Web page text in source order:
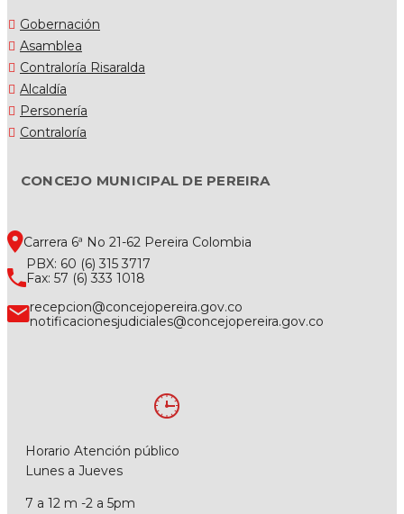
Gobernación
Asamblea
Contraloría Risaralda
Alcaldía
Personería
Contraloría
CONCEJO MUNICIPAL DE PEREIRA
Carrera 6ª No 21-62 Pereira Colombia
PBX: 60 (6) 315 3717
Fax: 57 (6) 333 1018
recepcion@concejopereira.gov.co
notificacionesjudiciales@concejopereira.gov.co
Horario Atención público
Lunes a Jueves
7 a 12 m -2 a 5pm